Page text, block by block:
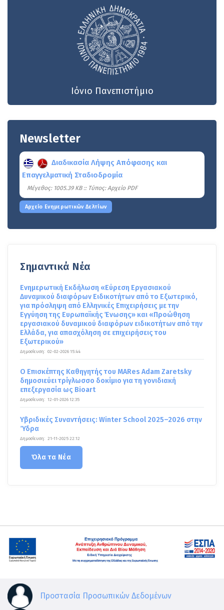
Ιόνιο Πανεπιστήμιο
Newsletter
Διαδικασία Λήψης Απόφασης και
Επαγγελματική Σταδιοδρομία
Mέγεθος: 1005.39 KB :: Τύπος: Αρχείο PDF
Αρχείο Ενημερωτικών Δελτίων
Σημαντικά Νέα
Ενημερωτική Εκδήλωση «Εύρεση Εργασιακού
Δυναμικού διαφόρων Ειδικοτήτων από το Εξωτερικό,
για πρόσληψη από Ελληνικές Επιχειρήσεις με την
Εγγύηση της Ευρωπαϊκής Ένωσης» και «Προώθηση
εργασιακού δυναμικού διαφόρων ειδικοτήτων από την
Ελλάδα, για απασχόληση σε επιχειρήσεις του
Εξωτερικού»
Δημοσίευση: 02-02-2026 15:44
Ο Επισκέπτης Καθηγητής του MARes Adam Zaretsky
δημοσιεύει τρίγλωσσο δοκίμιο για τη γονιδιακή
επεξεργασία ως Bioart
Δημοσίευση: 12-01-2026 12:35
Υβριδικές Συναντήσεις: Winter School 2025–2026 στην
Ύδρα
Δημοσίευση: 21-11-2025 22:12
Όλα τα Νέα
Προστασία Προσωπικών Δεδομένων